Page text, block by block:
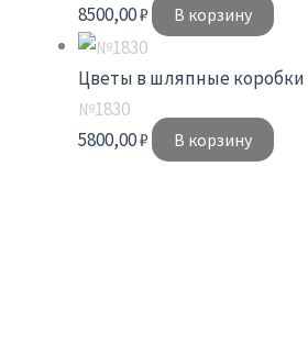
8500,00₽ В корзину
Цветы в шляпные коробки
№1830
5800,00₽ В корзину